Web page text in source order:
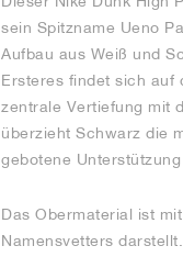
sein Spitzname Ueno
Aufbau aus Weiß und
Ersteres findet sich auf
zentrale Vertiefung mit
überzieht Schwarz die
gebotene
Das Obermaterial ist
Namensvetters